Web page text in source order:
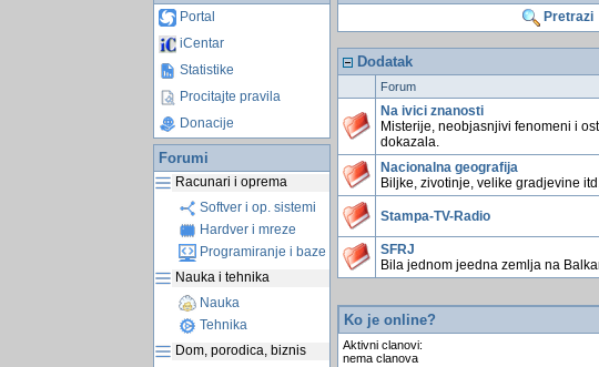
Portal
iCentar
Statistike
Procitajte pravila
Donacije
Forumi
Racunari i oprema
Softver i op. sistemi
Hardver i mreze
Programiranje i baze
Nauka i tehnika
Nauka
Tehnika
Dom, porodica, biznis
Pretrazi
Dodatak
Forum
Na ivici znanosti
Misterije, neobjasnjivi fenomeni i
dokazala.
Nacionalna geografija
Biljke, zivotinje, velike gradjevine
Stampa-TV-Radio
SFRJ
Bila jednom jeedna zemlja na
Ko je online?
Aktivni clanovi:
nema clanova